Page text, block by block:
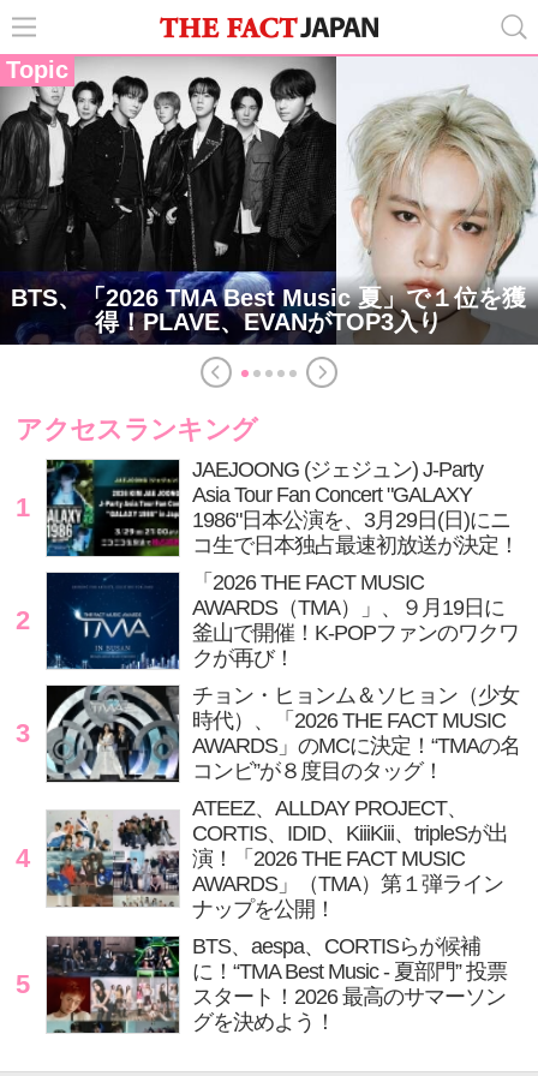
Topic
BTS、「2026 TMA Best Music 夏」で１位を獲
得！PLAVE、EVANがTOP3入り
アクセスランキング
1
JAEJOONG (ジェジュン) J-Party
Asia Tour Fan Concert "GALAXY
1986"日本公演を、3月29日(日)にニ
コ生で日本独占最速初放送が決定！
2
「2026 THE FACT MUSIC
AWARDS（TMA）」、９月19日に
釜山で開催！K-POPファンのワクワ
クが再び！
3
チョン・ヒョンム＆ソヒョン（少女
時代）、「2026 THE FACT MUSIC
AWARDS」のMCに決定！“TMAの名
コンビ”が８度目のタッグ！
4
ATEEZ、ALLDAY PROJECT、
CORTIS、IDID、KiiiKiii、tripleSが出
演！「2026 THE FACT MUSIC
AWARDS」（TMA）第１弾ライン
ナップを公開！
5
BTS、aespa、CORTISらが候補
に！“TMA Best Music - 夏部門” 投票
スタート！2026 最高のサマーソン
グを決めよう！